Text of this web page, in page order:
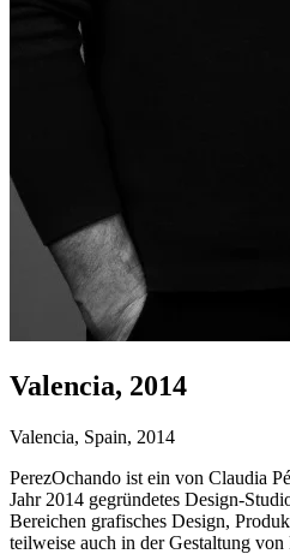
Valencia, 2014
Valencia, Spain, 2014
PerezOchando ist ein von Claudia
Jahr 2014 gegründetes Design-
Bereichen grafisches Design,
teilweise auch in der Gestaltung von